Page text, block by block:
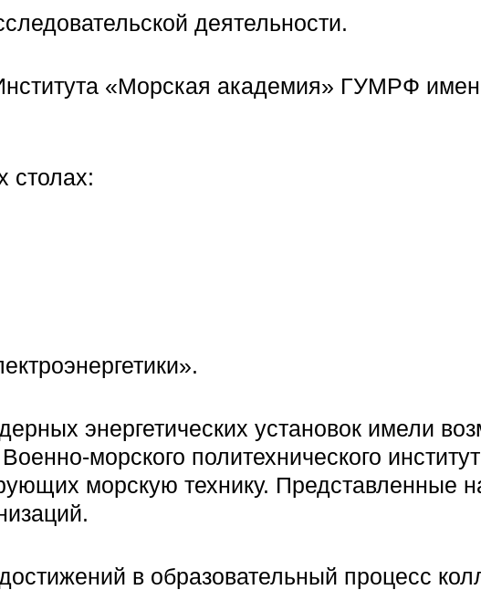
деятельности.
«Морская академия» ГУМРФ
столах:
энергетических установок имели
морского политехнического
морскую технику. Представленные
в образовательный процесс